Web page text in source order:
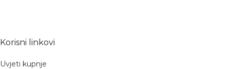
Korisni linkovi
Uvjeti kupnje